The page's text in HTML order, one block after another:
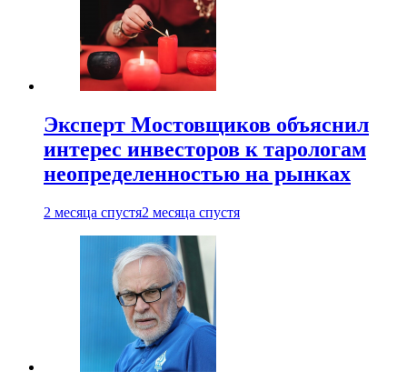
Эксперт Мостовщиков объяснил
интерес инвесторов к тарологам
неопределенностью на рынках
2 месяца спустя2 месяца спустя